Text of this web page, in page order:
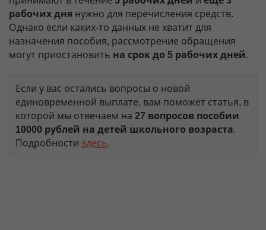
рабочих дня нужно для перечисления средств.
Однако если каких-то данных не хватит для
назначения пособия, рассмотрение обращения
могут приостановить на срок до 5 рабочих дней.
Если у вас остались вопросы о новой
единовременной выплате, вам поможет статья, в
которой мы отвечаем на 27 вопросов пособии
10000 рублей на детей школьного возраста.
Подробности здесь.